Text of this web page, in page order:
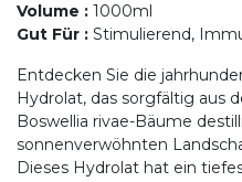
Volume : 1000ml
Gut Für : Stimulierend,
Entdecken Sie die
Hydrolat, das sorgfältig aus
Boswellia rivae-Bäume
sonnenverwöhnten
Dieses Hydrolat hat ein